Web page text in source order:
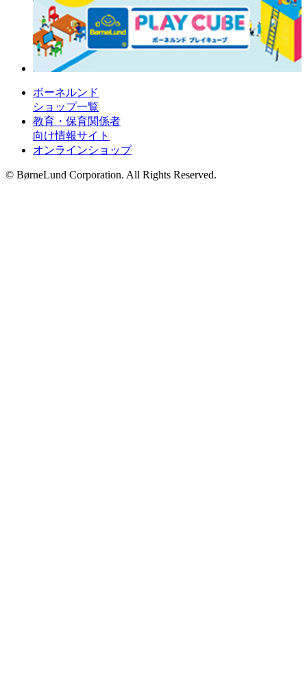
ボーネルンド
ショップ一覧
教育・保育関係者
向け情報サイト
オンラインショップ
© BørneLund Corporation. All Rights Reserved.